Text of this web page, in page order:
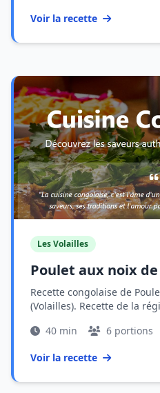
Voir la recette
Les Volailles
Poulet aux noix de
Recette congolaise de
(Volailles). Recette de la
40 min
6 portions
Voir la recette